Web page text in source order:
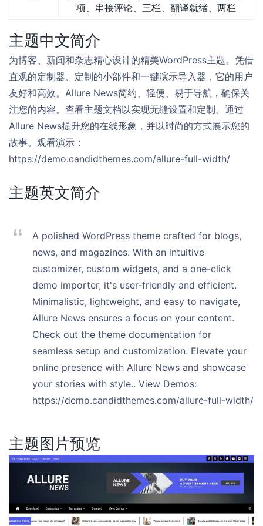
项、串接评论、三栏、翻译就绪、两栏
主题中文简介
为博客、新闻和杂志精心设计的精美WordPress主题。凭借
直观的定制器、定制的小部件和一键演示导入器，它的用户
友好和高效。Allure News简约、轻便、易于导航，确保关
注您的内容。查看主题文档以实现无缝设置和定制。通过
Allure News提升您的在线形象，并以时尚的方式展示您的
故事。观看演示：
https://demo.candidthemes.com/allure-full-width/
主题英文简介
A polished WordPress theme crafted for blogs,
news, and magazines. With an intuitive
customizer, custom widgets, and a one-click
demo importer, it's user-friendly and efficient.
Minimalistic, lightweight, and easy to navigate,
Allure News ensures a focus on your content.
Check out the theme documentation for
seamless setup and customization. Elevate your
online presence with Allure News and showcase
your stories with style.. View Demos:
https://demo.candidthemes.com/allure-full-width/
主题图片预览